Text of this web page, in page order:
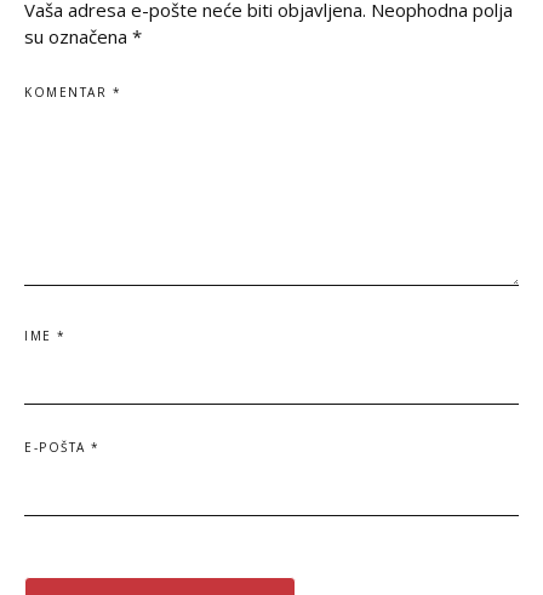
Vaša adresa e-pošte neće biti objavljena. Neophodna polja
su označena *
KOMENTAR *
IME *
E-POŠTA *